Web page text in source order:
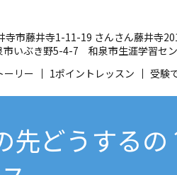
ーリー 1ポイントレッスン 受験
市藤井寺1-11-19 さんさん藤井寺
いぶき野5-4-7 和泉市生涯学習セ
どうする